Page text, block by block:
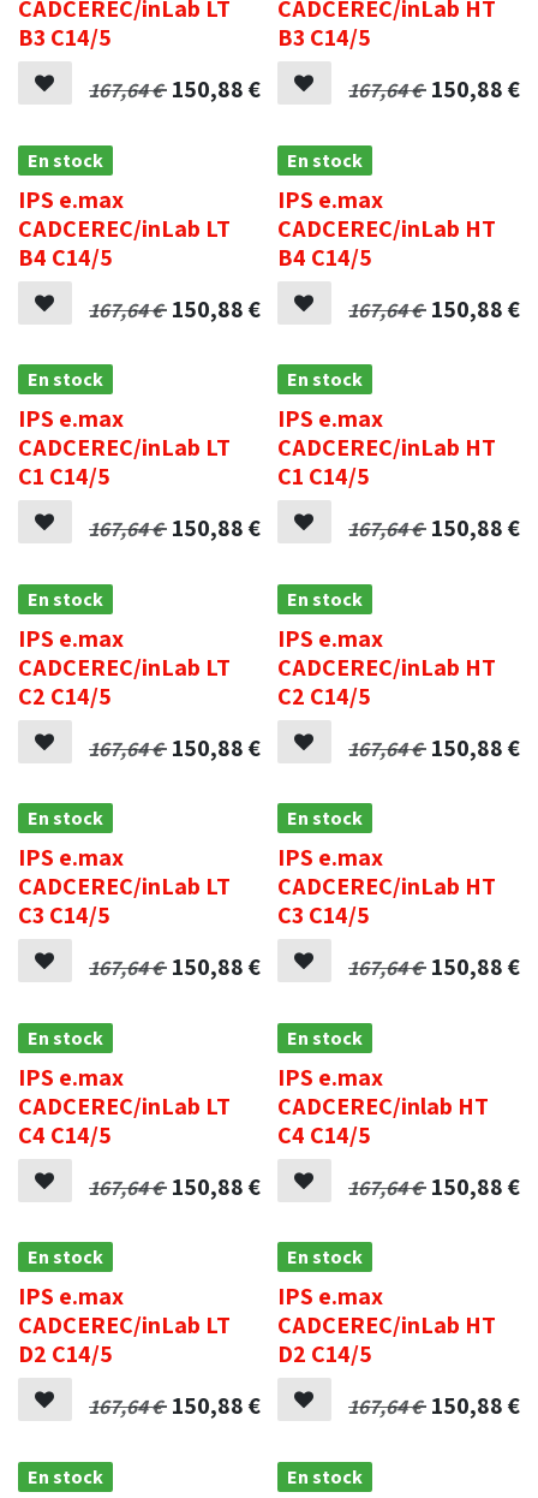
CADCEREC/inLab LT
B3 C14/5
167,64€ 150,88€
CADCEREC/inLab HT
B3 C14/5
167,64€ 150,88€
En stock
IPS e.max
CADCEREC/inLab LT
B4 C14/5
167,64€ 150,88€
En stock
IPS e.max
CADCEREC/inLab HT
B4 C14/5
167,64€ 150,88€
En stock
IPS e.max
CADCEREC/inLab LT
C1 C14/5
167,64€ 150,88€
En stock
IPS e.max
CADCEREC/inLab HT
C1 C14/5
167,64€ 150,88€
En stock
IPS e.max
CADCEREC/inLab LT
C2 C14/5
167,64€ 150,88€
En stock
IPS e.max
CADCEREC/inLab HT
C2 C14/5
167,64€ 150,88€
En stock
IPS e.max
CADCEREC/inLab LT
C3 C14/5
167,64€ 150,88€
En stock
IPS e.max
CADCEREC/inLab HT
C3 C14/5
167,64€ 150,88€
En stock
IPS e.max
CADCEREC/inLab LT
C4 C14/5
167,64€ 150,88€
En stock
IPS e.max
CADCEREC/inlab HT
C4 C14/5
167,64€ 150,88€
En stock
IPS e.max
CADCEREC/inLab LT
D2 C14/5
167,64€ 150,88€
En stock
IPS e.max
CADCEREC/inLab HT
D2 C14/5
167,64€ 150,88€
En stock En stock